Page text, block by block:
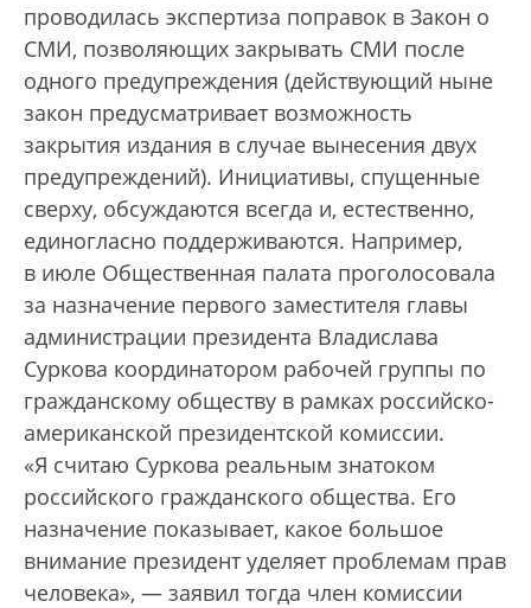
проводилась экспертиза поправок в Закон о
СМИ, позволяющих закрывать СМИ после
одного предупреждения (действующий ныне
закон предусматривает возможность
закрытия издания в случае вынесения двух
предупреждений). Инициативы, спущенные
сверху, обсуждаются всегда и, естественно,
единогласно поддерживаются. Например,
в июле Общественная палата проголосовала
за назначение первого заместителя главы
администрации президента Владислава
Суркова координатором рабочей группы по
гражданскому обществу в рамках российско-
американской президентской комиссии.
«Я считаю Суркова реальным знатоком
российского гражданского общества. Его
назначение показывает, какое большое
внимание президент уделяет проблемам прав
человека», — заявил тогда член комиссии